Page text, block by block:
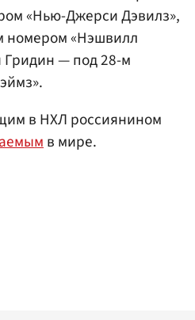
«Нью-Джерси Дэвилз»,
номером «Нэшвилл
Гридин — под 28-м
в НХЛ россиянином
в мире.